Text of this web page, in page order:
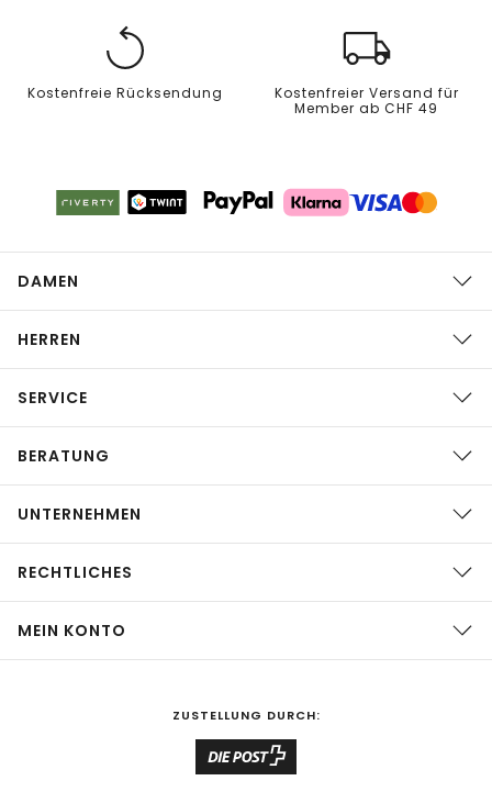
Kostenfreie Rücksendung
Kostenfreier Versand für
Member ab CHF 49
DAMEN
HERREN
SERVICE
BERATUNG
UNTERNEHMEN
RECHTLICHES
MEIN KONTO
ZUSTELLUNG DURCH: